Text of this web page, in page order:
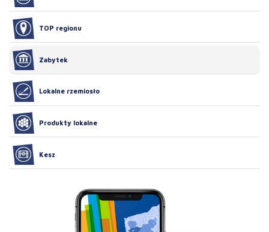
TOP regionu
Zabytek
Lokalne rzemiosło
Produkty lokalne
Kesz